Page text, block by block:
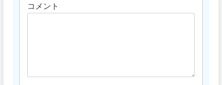
コメント